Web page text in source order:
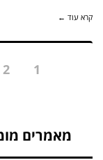
קרא עוד ←
1
2
מאמרים